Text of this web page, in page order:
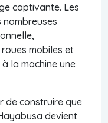
captivante. Les
mobiles et
la machine une
de construire que
devient